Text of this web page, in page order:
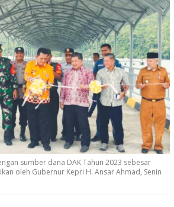
sumber dana DAK Tahun 2023 sebesar
oleh Gubernur Kepri H. Ansar Ahmad, Senin